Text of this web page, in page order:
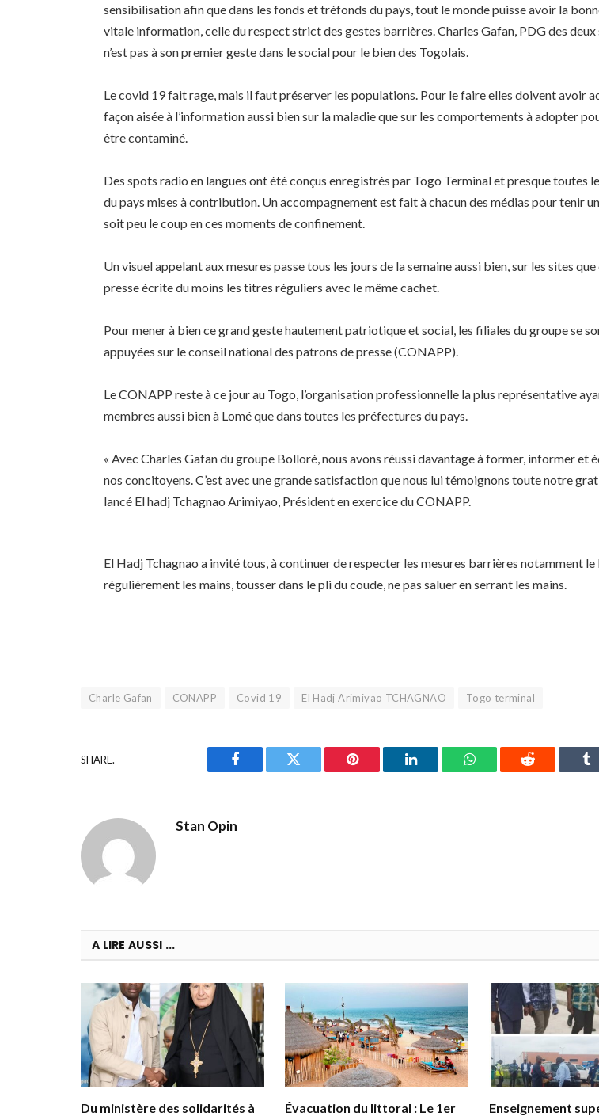
sensibilisation afin que dans les fonds et tréfonds du pays, tout le monde puisse avoir la
vitale information, celle du respect strict des gestes barrières. Charles Gafan, PDG des deux
n’est pas à son premier geste dans le social pour le bien des Togolais.
Le covid 19 fait rage, mais il faut préserver les populations. Pour le faire elles doivent avoir
façon aisée à l’information aussi bien sur la maladie que sur les comportements à adopter
être contaminé.
Des spots radio en langues ont été conçus enregistrés par Togo Terminal et presque toutes
du pays mises à contribution. Un accompagnement est fait à chacun des médias pour tenir
soit peu le coup en ces moments de confinement.
Un visuel appelant aux mesures passe tous les jours de la semaine aussi bien, sur les sites que
presse écrite du moins les titres réguliers avec le même cachet.
Pour mener à bien ce grand geste hautement patriotique et social, les filiales du groupe se
appuyées sur le conseil national des patrons de presse (CONAPP).
Le CONAPP reste à ce jour au Togo, l’organisation professionnelle la plus représentative
membres aussi bien à Lomé que dans toutes les préfectures du pays.
« Avec Charles Gafan du groupe Bolloré, nous avons réussi davantage à former, informer et
nos concitoyens. C’est avec une grande satisfaction que nous lui témoignons toute notre
lancé El hadj Tchagnao Arimiyao, Président en exercice du CONAPP.
El Hadj Tchagnao a invité tous, à continuer de respecter les mesures barrières notamment le
régulièrement les mains, tousser dans le pli du coude, ne pas saluer en serrant les mains.
Charle Gafan CONAPP Covid 19 El Hadj Arimiyao TCHAGNAO Togo terminal
SHARE.
Facebook Twitter Pinterest LinkedIn WhatsAppReddit
Stan Opin
A LIRE AUSSI ...
Du ministère des solidarités à Évacuation du littoral : Le 1er Enseignement